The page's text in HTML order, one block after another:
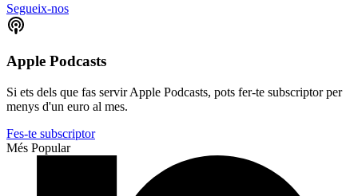
Segueix-nos
Apple Podcasts
Si ets dels que fas servir Apple Podcasts, pots fer-te subscriptor per
menys d'un euro al mes.
Fes-te subscriptor
Més Popular